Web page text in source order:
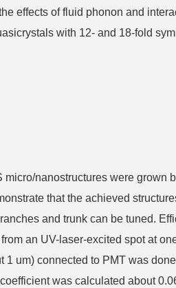
effects of fluid phonon and
with 12- and 18-fold
nanostructures were grown
that the achieved
and trunk can be tuned.
an UV-laser-excited spot at
um) connected to PMT was
was calculated about